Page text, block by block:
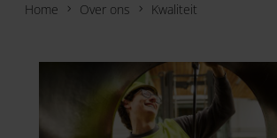
Home Over ons Kwaliteit